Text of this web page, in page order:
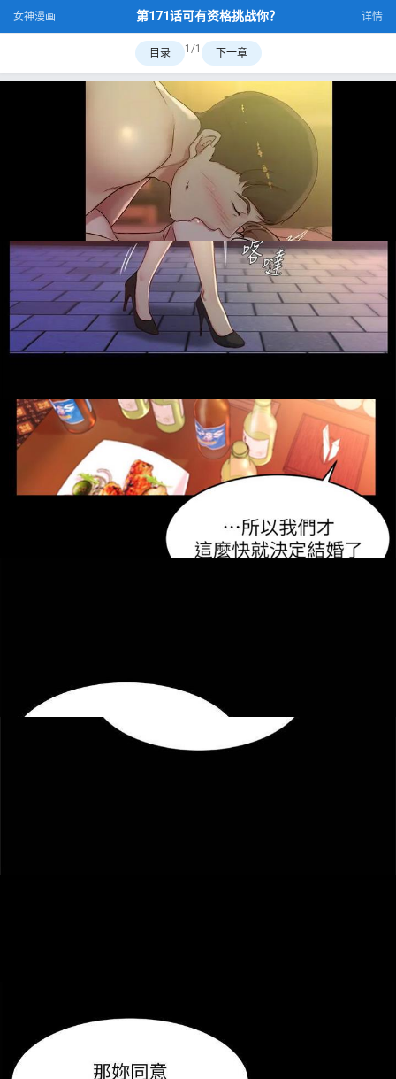
女神漫画 第171话可有资格挑战你？ 详情
目录 1/1 下一章